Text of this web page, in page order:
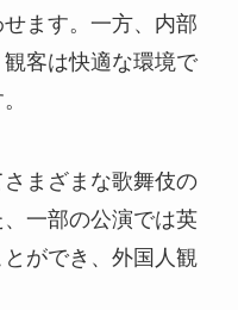
ます。一方、内部
客は快適な環境で
まざまな歌舞伎の
一部の公演では英
ができ、外国人観